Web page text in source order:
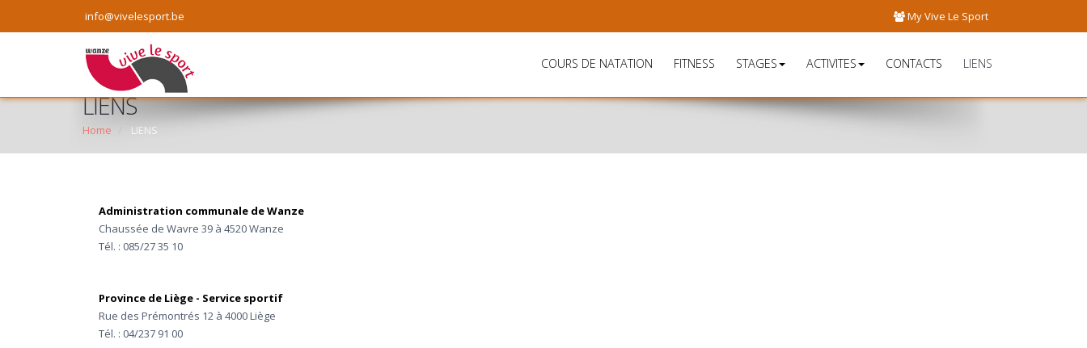
info@vivelesport.be My Vive Le Sport
COURS DE NATATION FITNESS STAGES ACTIVITES CONTACTS LIENS
LIENS
Home LIENS
Administration communale de Wanze
Chaussée de Wavre 39 à 4520 Wanze
Tél. : 085/27 35 10
Province de Liège - Service sportif
Rue des Prémontrés 12 à 4000 Liège
Tél. : 04/237 91 00